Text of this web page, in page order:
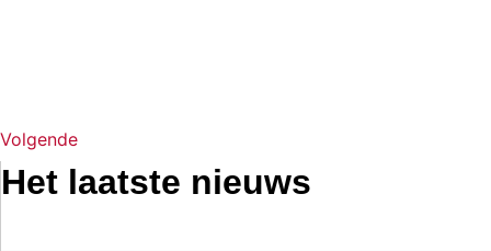
Volgende
Het laatste nieuws